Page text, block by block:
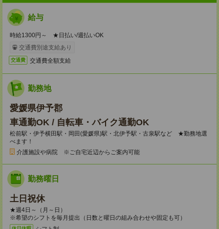
給与
時給1300円～ ★日払い/週払いOK
交通費別途支給あり
交通費 交通費全額支給
勤務地
愛媛県伊予郡
車通勤OK / 自転車・バイク通勤OK
松前駅・伊予横田駅・岡田(愛媛県)駅・北伊予駅・古泉駅など ★勤務地選
べます！
介護施設や病院 ※ご自宅近辺からご案内可能
勤務曜日
土日祝休
★週4日～（月～日）
※希望のシフトを毎月提出（日数と曜日の組み合わせや固定も可）